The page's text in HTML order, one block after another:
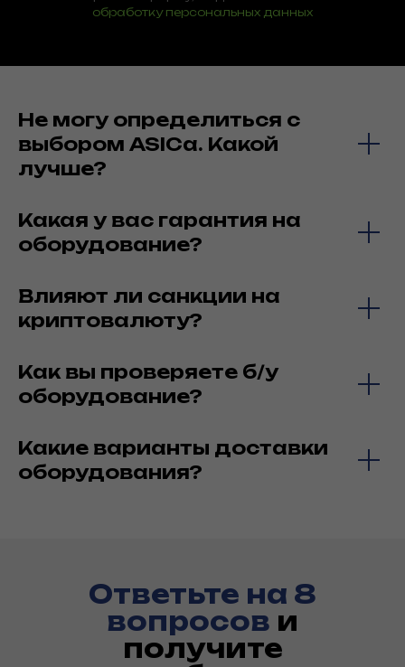
обработку персональных данных
Не могу определиться с
выбором ASICa. Какой
лучше?
Какая у вас гарантия на
оборудование?
Влияют ли санкции на
криптовалюту?
Как вы проверяете б/у
оборудование?
Какие варианты доставки
оборудования?
Ответьте на 8
вопросов и
получите